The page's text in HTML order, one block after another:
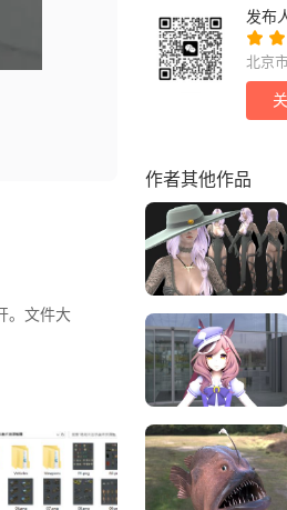
。文件大
发布
北京
作者其他作品